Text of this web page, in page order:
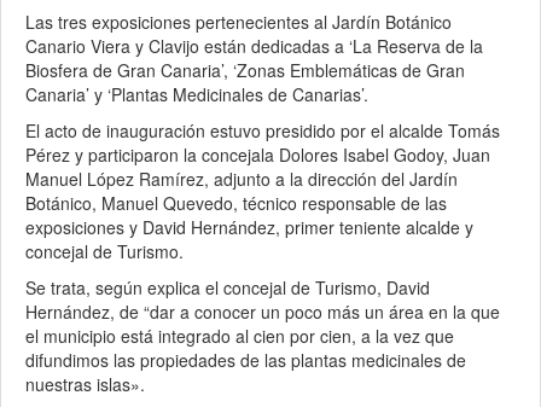
Las tres exposiciones pertenecientes al Jardín Botánico
Canario Viera y Clavijo están dedicadas a ‘La Reserva de la
Biosfera de Gran Canaria’, ‘Zonas Emblemáticas de Gran
Canaria’ y ‘Plantas Medicinales de Canarias’.
El acto de inauguración estuvo presidido por el alcalde Tomás
Pérez y participaron la concejala Dolores Isabel Godoy, Juan
Manuel López Ramírez, adjunto a la dirección del Jardín
Botánico, Manuel Quevedo, técnico responsable de las
exposiciones y David Hernández, primer teniente alcalde y
concejal de Turismo.
Se trata, según explica el concejal de Turismo, David
Hernández, de “dar a conocer un poco más un área en la que
el municipio está integrado al cien por cien, a la vez que
difundimos las propiedades de las plantas medicinales de
nuestras islas».